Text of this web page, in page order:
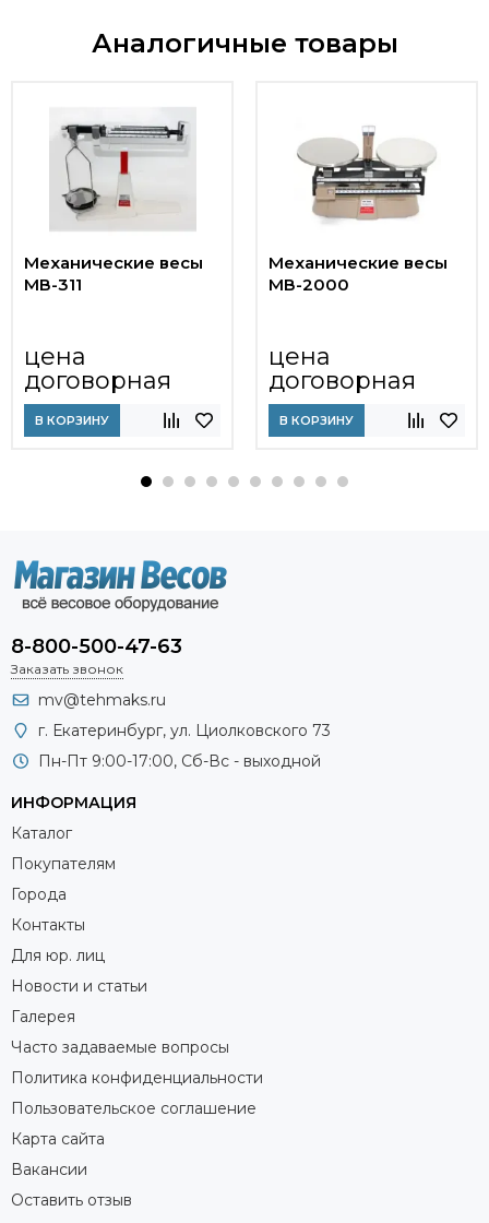
Аналогичные товары
Механические весы
МВ-311
цена
договорная
В КОРЗИНУ
Механические весы
МВ-2000
цена
договорная
В КОРЗИНУ
8-800-500-47-63
Заказать звонок
mv@tehmaks.ru
г. Екатеринбург, ул. Циолковского 73
Пн-Пт 9:00-17:00, Сб-Вс - выходной
ИНФОРМАЦИЯ
Каталог
Покупателям
Города
Контакты
Для юр. лиц
Новости и статьи
Галерея
Часто задаваемые вопросы
Политика конфиденциальности
Пользовательское соглашение
Карта сайта
Вакансии
Оставить отзыв